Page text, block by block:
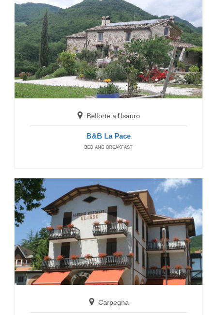
Carpegna
Camping Paradiso
CAMPINGPLÄTZE
HOTELS
Frontino
Belforte all'Isauro
B&B La Pace
BED AND BREAKFAST
Carpegna